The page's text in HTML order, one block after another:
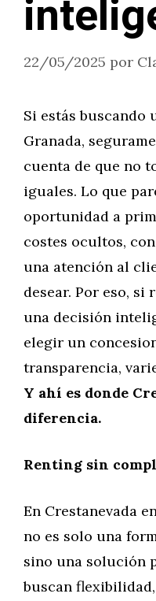
22/05/2025 por
Si estás buscando
Granada,
cuenta de que no
iguales. Lo que
oportunidad a
costes ocultos,
una atención al
desear. Por eso, si
una decisión
elegir un
transparencia,
Y ahí es donde
diferencia.
Renting sin
En Crestanevada
no es solo una
sino una solución
buscan